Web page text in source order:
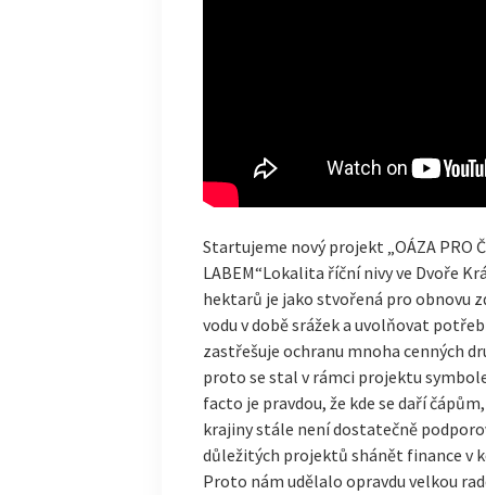
Startujeme nový projekt „OÁZA PRO
LABEM“Lokalita říční nivy ve Dvoře
hektarů je jako stvořená pro obnovu
vodu v době srážek a uvolňovat
zastřešuje ochranu mnoha cenných
proto se stal v rámci projektu
facto je pravdou, že kde se daří
krajiny stále není dostatečně
důležitých projektů shánět finance v
Proto nám udělalo opravdu velkou